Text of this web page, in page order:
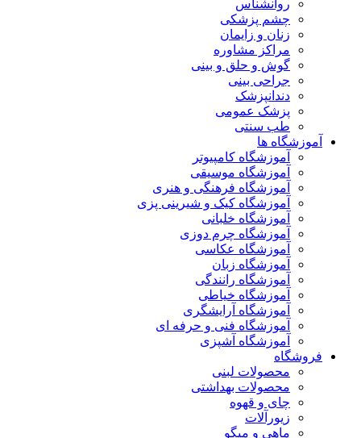
روانشناس
چشم پزشکی
زنان و زایمان
مراکز مشاوره
گوش و حلق و بینی
جراحی بینی
دندانپزشک
پزشک عمومی
طب سنتی
آموزشگاه ها
آموزشگاه کامپیوتر
آموزشگاه موسیقی
آموزشگاه فرهنگی و هنری
آموزشگاه کیک و شیرینی پزی
آموزشگاه خلبانی
آموزشگاه چرم دوزی
آموزشگاه عکاسی
آموزشگاه زبان
آموزشگاه رانندگی
آموزشگاه خیاطی
آموزشگاه آرایشگری
آموزشگاه فنی و حرفه ای
آموزشگاه آشپزی
فروشگاه
محصولات لبنی
محصولات بهداشتی
چای و قهوه
زیورآلات
ماهی و میگو